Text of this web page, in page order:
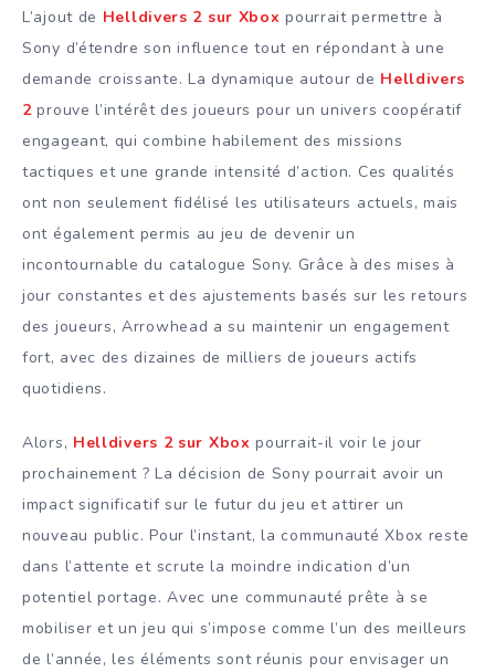
L’ajout de Helldivers 2 sur Xbox pourrait permettre à
Sony d’étendre son influence tout en répondant à une
demande croissante. La dynamique autour de Helldivers
2prouve l’intérêt des joueurs pour un univers coopératif
engageant, qui combine habilement des missions
tactiques et une grande intensité d’action. Ces qualités
ont non seulement fidélisé les utilisateurs actuels, mais
ont également permis au jeu de devenir un
incontournable du catalogue Sony. Grâce à des mises à
jour constantes et des ajustements basés sur les retours
des joueurs, Arrowhead a su maintenir un engagement
fort, avec des dizaines de milliers de joueurs actifs
quotidiens.
Alors, Helldivers 2 sur Xbox pourrait-il voir le jour
prochainement ? La décision de Sony pourrait avoir un
impact significatif sur le futur du jeu et attirer un
nouveau public. Pour l’instant, la communauté Xbox reste
dans l’attente et scrute la moindre indication d’un
potentiel portage. Avec une communauté prête à se
mobiliser et un jeu qui s’impose comme l’un des meilleurs
de l’année, les éléments sont réunis pour envisager un